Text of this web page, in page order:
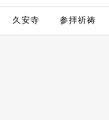
久安寺 参拝祈祷